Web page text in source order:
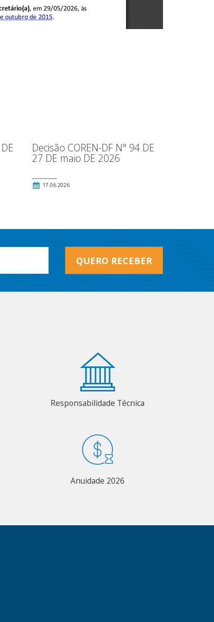
Decisão COREN-DF N° 94 DE
27 DE maio DE 2026
17.06.2026
QUERO RECEBER
Responsabilidade Técnica
Anuidade 2026